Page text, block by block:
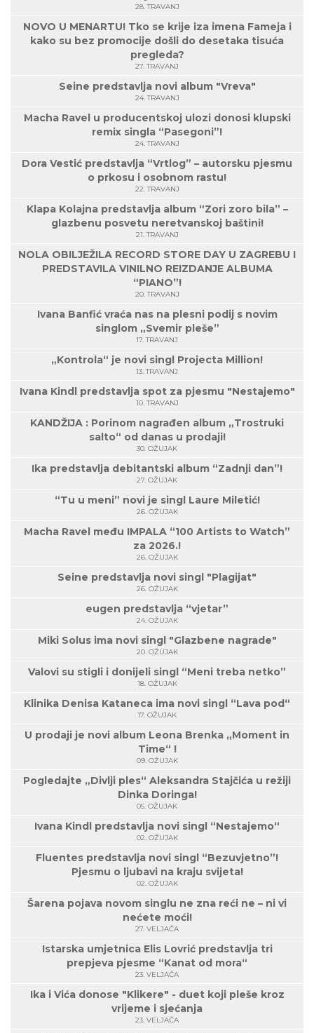
28. TRAVANJ
NOVO U MENARTU! Tko se krije iza imena Fameja i
kako su bez promocije došli do desetaka tisuća
pregleda?
27. TRAVANJ
Seine predstavlja novi album "Vreva"
24. TRAVANJ
Macha Ravel u producentskoj ulozi donosi klupski
remix singla “Pasegoni”!
24. TRAVANJ
Dora Vestić predstavlja “Vrtlog” – autorsku pjesmu
o prkosu i osobnom rastu!
22. TRAVANJ
Klapa Kolajna predstavlja album “Zori zoro bila” –
glazbenu posvetu neretvanskoj baštini!
21. TRAVANJ
NOLA OBILJEŽILA RECORD STORE DAY U ZAGREBU I
PREDSTAVILA VINILNO REIZDANJE ALBUMA
“PIANO”!
20. TRAVANJ
Ivana Banfić vraća nas na plesni podij s novim
singlom „Svemir pleše”
17. TRAVANJ
„Kontrola“ je novi singl Projecta Million!
13. TRAVANJ
Ivana Kindl predstavlja spot za pjesmu "Nestajemo"
10. TRAVANJ
KANDŽIJA : Porinom nagrađen album „Trostruki
salto“ od danas u prodaji!
30. OŽUJAK
Ika predstavlja debitantski album “Zadnji dan”!
27. OŽUJAK
“Tu u meni” novi je singl Laure Miletić!
26. OŽUJAK
Macha Ravel među IMPALA “100 Artists to Watch”
za 2026.!
26. OŽUJAK
Seine predstavlja novi singl "Plagijat"
26. OŽUJAK
eugen predstavlja “vjetar”
24. OŽUJAK
Miki Solus ima novi singl "Glazbene nagrade"
20. OŽUJAK
Valovi su stigli i donijeli singl “Meni treba netko”
18. OŽUJAK
Klinika Denisa Kataneca ima novi singl “Lava pod“
17. OŽUJAK
U prodaji je novi album Leona Brenka „Moment in
Time“ !
09. OŽUJAK
Pogledajte „Divlji ples“ Aleksandra Stajčića u režiji
Dinka Doringa!
05. OŽUJAK
Ivana Kindl predstavlja novi singl “Nestajemo“
02. OŽUJAK
Fluentes predstavlja novi singl “Bezuvjetno”!
Pjesmu o ljubavi na kraju svijeta!
02. OŽUJAK
Šarena pojava novom singlu ne zna reći ne – ni vi
nećete moći!
27. VELJAČA
Istarska umjetnica Elis Lovrić predstavlja tri
prepjeva pjesme “Kanat od mora“
23. VELJAČA
Ika i Vića donose "Klikere" - duet koji pleše kroz
vrijeme i sjećanja
23. VELJAČA